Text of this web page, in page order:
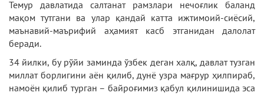
Темур давлатида салтанат рамзлари нечоғлик баланд
мақом тутгани ва улар қандай катта ижтимоий-сиёсий,
маънавий-маърифий аҳамият касб этганидан далолат
беради.
34 йилки, бу рўйи заминда ўзбек деган халқ, давлат тузган
миллат борлигини аён қилиб, дунё узра мағрур ҳилпираб,
намоён қилиб турган – байроғимиз қабул қилинишида эса